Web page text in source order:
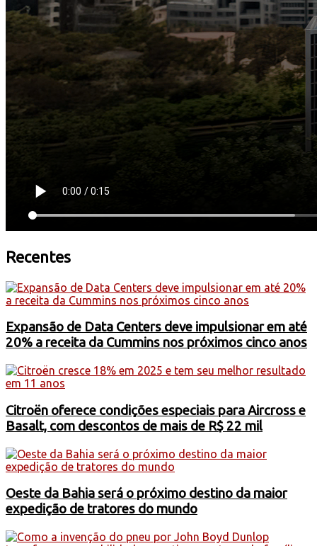
Recentes
Expansão de Data Centers deve impulsionar em até
20% a receita da Cummins nos próximos cinco anos
Citroën oferece condições especiais para Aircross e
Basalt, com descontos de mais de R$ 22 mil
Oeste da Bahia será o próximo destino da maior
expedição de tratores do mundo